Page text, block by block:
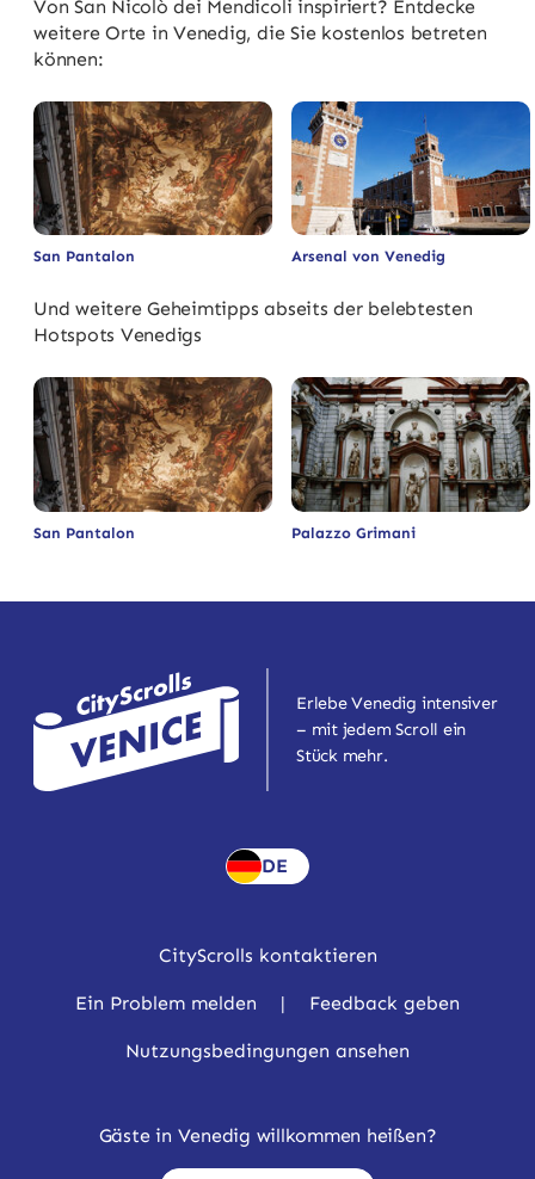
Von San Nicolò dei Mendicoli inspiriert? Entdecke
weitere Orte in Venedig, die Sie kostenlos betreten
können:
San Pantalon Arsenal von Venedig
Und weitere Geheimtipps abseits der belebtesten
Hotspots Venedigs
San Pantalon Palazzo Grimani
Erlebe Venedig intensiver
– mit jedem Scroll ein
Stück mehr.
DE
CityScrolls kontaktieren
Ein Problem melden | Feedback geben
Nutzungsbedingungen ansehen
Gäste in Venedig willkommen heißen?